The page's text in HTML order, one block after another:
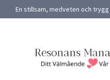
En stillsam, medveten och